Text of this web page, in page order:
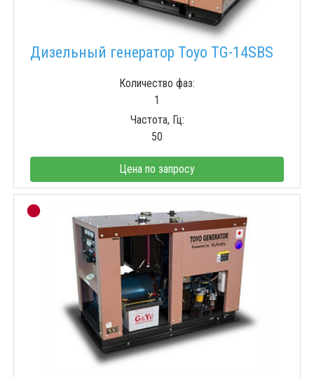
Дизельный генератор Toyo TG-14SBS
Количество фаз:
1
Частота, Гц:
50
Цена по запросу